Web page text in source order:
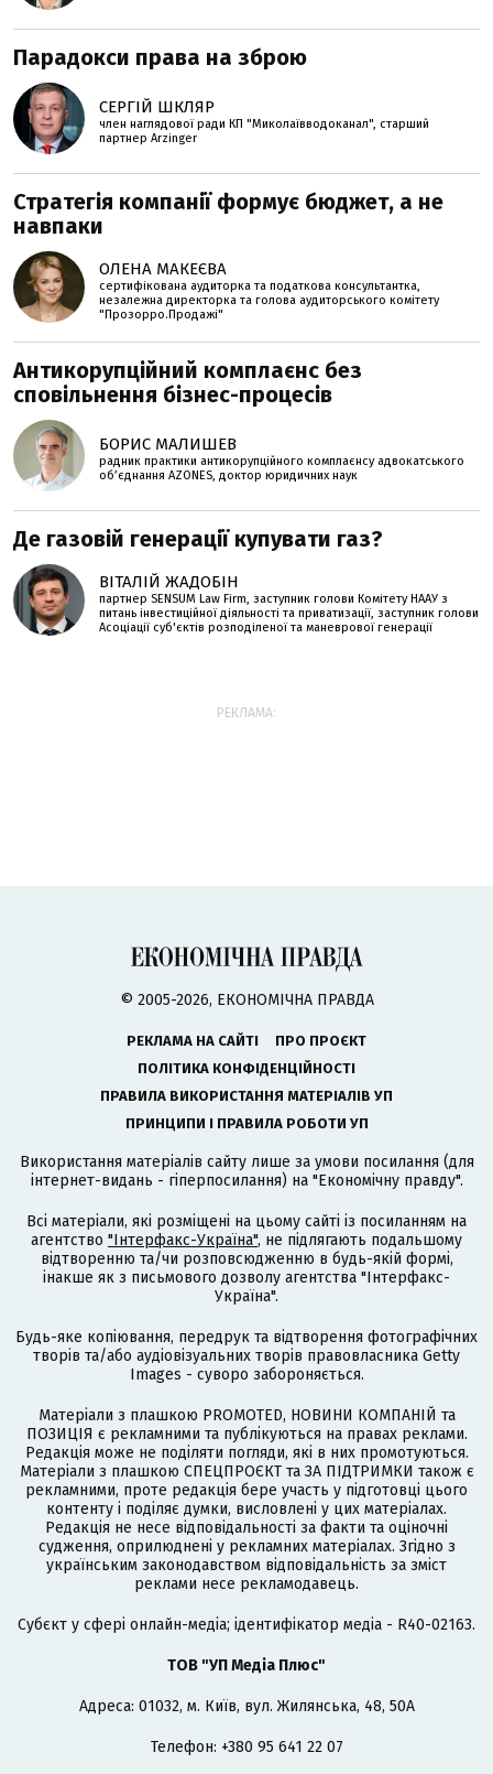
Парадокси права на зброю
СЕРГІЙ ШКЛЯР
член наглядової ради КП "Миколаївводоканал", старший
партнер Arzinger
Стратегія компанії формує бюджет, а не
навпаки
ОЛЕНА МАКЕЄВА
сертифікована аудиторка та податкова консультантка,
незалежна директорка та голова аудиторського комітету
"Прозорро.Продажі"
Антикорупційний комплаєнс без
сповільнення бізнес-процесів
БОРИС МАЛИШЕВ
радник практики антикорупційного комплаєнсу адвокатського
об’єднання AZONES, доктор юридичних наук
Де газовій генерації купувати газ?
ВІТАЛІЙ ЖАДОБІН
партнер SENSUM Law Firm, заступник голови Комітету НААУ з
питань інвестиційної діяльності та приватизації, заступник голови
Асоціації суб'єктів розподіленої та маневрової генерації
РЕКЛАМА:
© 2005-2026, ЕКОНОМІЧНА ПРАВДА
РЕКЛАМА НА САЙТІ
ПРО ПРОЄКТ
ПОЛІТИКА КОНФІДЕНЦІЙНОСТІ
ПРАВИЛА ВИКОРИСТАННЯ МАТЕРІАЛІВ УП
ПРИНЦИПИ І ПРАВИЛА РОБОТИ УП
Використання матеріалів сайту лише за умови посилання (для
інтернет-видань - гіперпосилання) на "Економічну правду".
Всі матеріали, які розміщені на цьому сайті із посиланням на
агентство "Інтерфакс-Україна", не підлягають подальшому
відтворенню та/чи розповсюдженню в будь-якій формі,
інакше як з письмового дозволу агентства "Інтерфакс-
Україна".
Будь-яке копіювання, передрук та відтворення фотографічних
творів та/або аудіовізуальних творів правовласника Getty
Images - суворо забороняється.
Матеріали з плашкою PROMOTED, НОВИНИ КОМПАНІЙ та
ПОЗИЦІЯ є рекламними та публікуються на правах реклами.
Редакція може не поділяти погляди, які в них промотуються.
Матеріали з плашкою СПЕЦПРОЄКТ та ЗА ПІДТРИМКИ також є
рекламними, проте редакція бере участь у підготовці цього
контенту і поділяє думки, висловлені у цих матеріалах.
Редакція не несе відповідальності за факти та оціночні
судження, оприлюднені у рекламних матеріалах. Згідно з
українським законодавством відповідальність за зміст
реклами несе рекламодавець.
Cубєкт у сфері онлайн-медіа; ідентифікатор медіа - R40-02163.
ТОВ "УП Медіа Плюс"
Адреса: 01032, м. Київ, вул. Жилянська, 48, 50А
Телефон: +380 95 641 22 07